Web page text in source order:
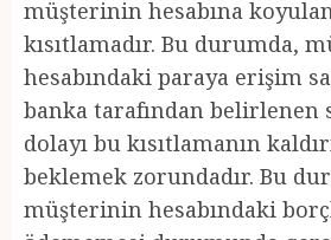
müşterinin hesabına
kısıtlamadır. Bu durumda,
hesabındaki paraya erişim
banka tarafından belirlenen
dolayı bu kısıtlamanın
beklemek zorundadır. Bu
müşterinin hesabındaki